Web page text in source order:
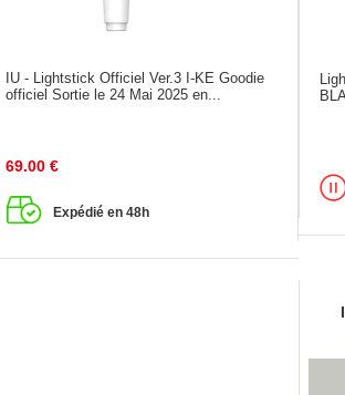
IU - Lightstick Officiel Ver.3 I-KE Goodie
officiel Sortie le 24 Mai 2025 en...
69.00 €
Expédié en 48h